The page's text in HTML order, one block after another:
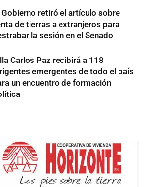
Gobierno retiró el artículo sobre
de tierras a extranjeros para
la sesión en el Senado
Carlos Paz recibirá a 118
emergentes de todo el país
un encuentro de formación